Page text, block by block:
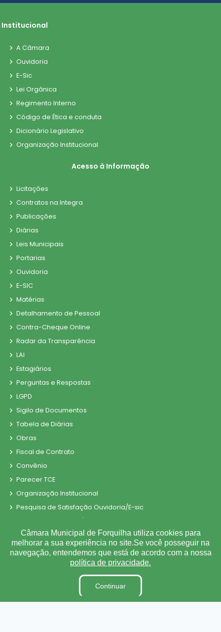
Institucional
A Câmara
Ouvidoria
E-Sic
Lei Orgânica
Regimento Interno
Código de Ética e conduta
Dicionário Legislativo
Organização Institucional
Acesso à Informação
Licitações
Contratos na Integra
Publicações
Diárias
Leis Municipais
Portarias
Ouvidoria
E-SIC
Matérias
Detalhamento de Pessoal
Contra-Cheque Online
Radar da Transparência
LAI
Estagiários
Perguntas e Respostas
LGPD
Sigilo de Documentos
Tabela de Diárias
Obras
Fiscal de Contrato
Convênio
Parecer TCE
Organização Institucional
Pesquisa de Satisfação Ouvidoria/E-sic
Processo de Contratação Eletrônico
Tabela de Diárias
Relatório de Gestão Municipal
Verbas Indenizatórias
Câmara Municipal de Forquilha utiliza cookies para
melhorar a sua experiência no site.Se você posseguir na
navegação, entendemos que está de acordo com a nossa
política de privacidade.
Continuar